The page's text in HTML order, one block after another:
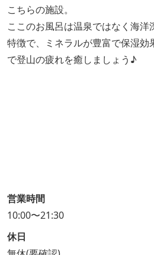
こちらの施設。
ここのお風呂は温泉ではなく海
特徴で、ミネラルが豊富で保湿効
で登山の疲れを癒しましょう♪
営業時間
10:00〜21:30
休日